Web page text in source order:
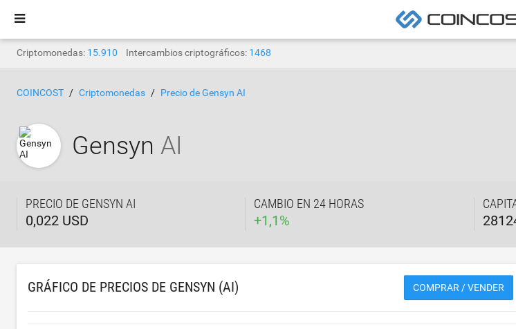
Criptomonedas: 15.910 Intercambios criptográficos: 1468
COINCOST Criptomonedas Precio de Gensyn AI
Gensyn AI
PRECIO DE GENSYN AI
0,022 USD
CAMBIO EN 24 HORAS
+1,1 %
GRÁFICO DE PRECIOS DE GENSYN (AI) COMPRAR / VENDER